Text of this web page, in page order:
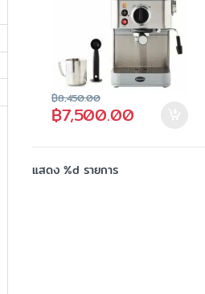
฿7,500.00
฿8,450.00
แสดง %d รายการ